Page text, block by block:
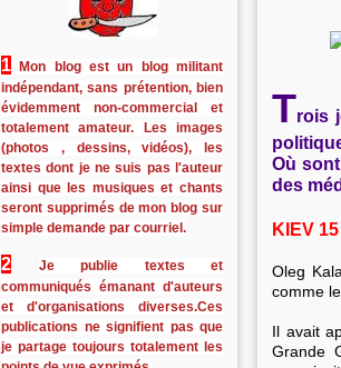
1
Mon blog est un blog militant
indépendant, sans prétention, bien
évidemment non-commercial et
totalement amateur. Les images
(photos , dessins, vidéos), les
textes dont je ne suis pas l'auteur
ainsi que les musiques et chants
seront supprimés de mon blog sur
simple demande par courriel.
2
Je publie textes et
communiqués émanant d'auteurs
et d'organisations diverses.Ces
publications ne signifient pas que
je partage toujours totalement les
Trois
Où
des
KIEV
Oleg
comme
Il avait
Grande